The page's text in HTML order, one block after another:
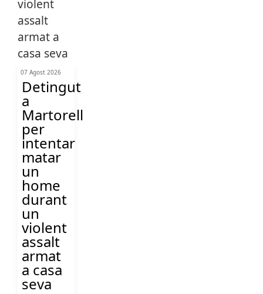
07 Agost 2026
Detingut
a
Martorell
per
intentar
matar
un
home
durant
un
violent
assalt
armat
a casa
seva